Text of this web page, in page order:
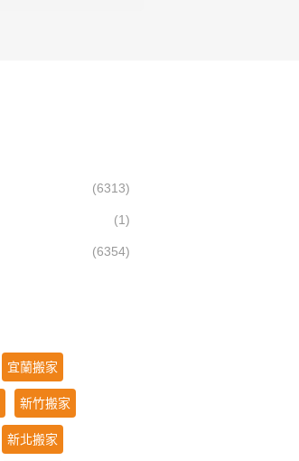
(6313)
(1)
(6354)
宜蘭搬家
新竹搬家
新北搬家